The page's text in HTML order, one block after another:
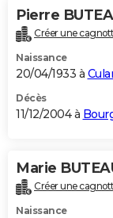
Pierre
Créer une
Naissance
20/04/1933 à
Décès
11/12/2004 à
Marie
Créer une
Naissance